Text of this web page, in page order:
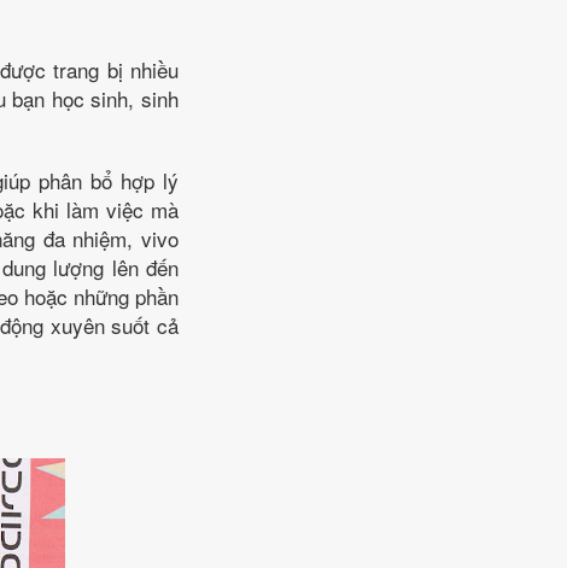
trang bị nhiều
học sinh, sinh
phân bổ hợp lý
khi làm việc mà
đa nhiệm, vivo
lượng lên đến
hoặc những phần
xuyên suốt cả